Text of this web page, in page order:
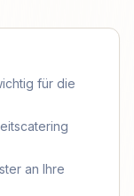
für die
an Ihre